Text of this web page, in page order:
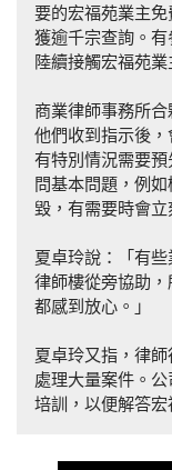
要的宏福苑業主
獲逾千宗查詢。
陸續接觸宏福苑業
商業律師事務所
他們收到指示後
有特別情況需要
問基本問題，例
毀，有需要時會立
夏卓玲說：「有
律師樓從旁協助，
都感到放心。」
夏卓玲又指，律
處理大量案件。
培訓，以便解答宏